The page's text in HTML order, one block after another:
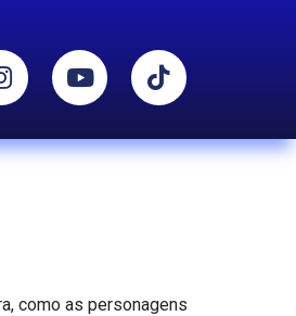
como as personagens